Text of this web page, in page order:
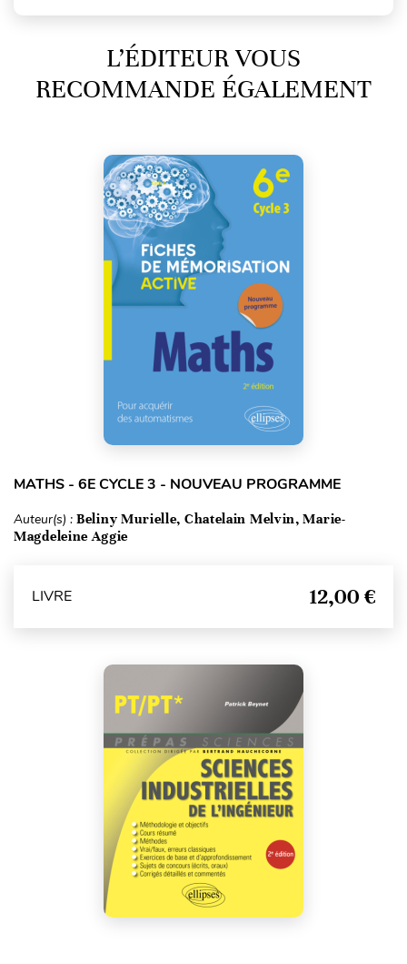
L’ÉDITEUR VOUS
RECOMMANDE ÉGALEMENT
MATHS - 6E CYCLE 3 - NOUVEAU PROGRAMME
Auteur(s) : Beliny Murielle, Chatelain Melvin, Marie-
Magdeleine Aggie
LIVRE 12,00 €